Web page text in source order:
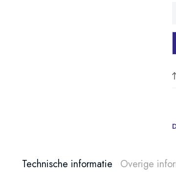
Technische informatie Overige